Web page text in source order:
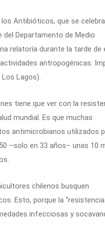
Antibióticos, que se
del Departamento de Medio
relatoría durante la tarde de
antropogénicas:
Lagos).
tiene que ver con la
mundial. Es que muchas
antimicrobianos utilizados
–solo en 33 años– unas 10
chilenos busquen
Esto, porque la
infecciosas y